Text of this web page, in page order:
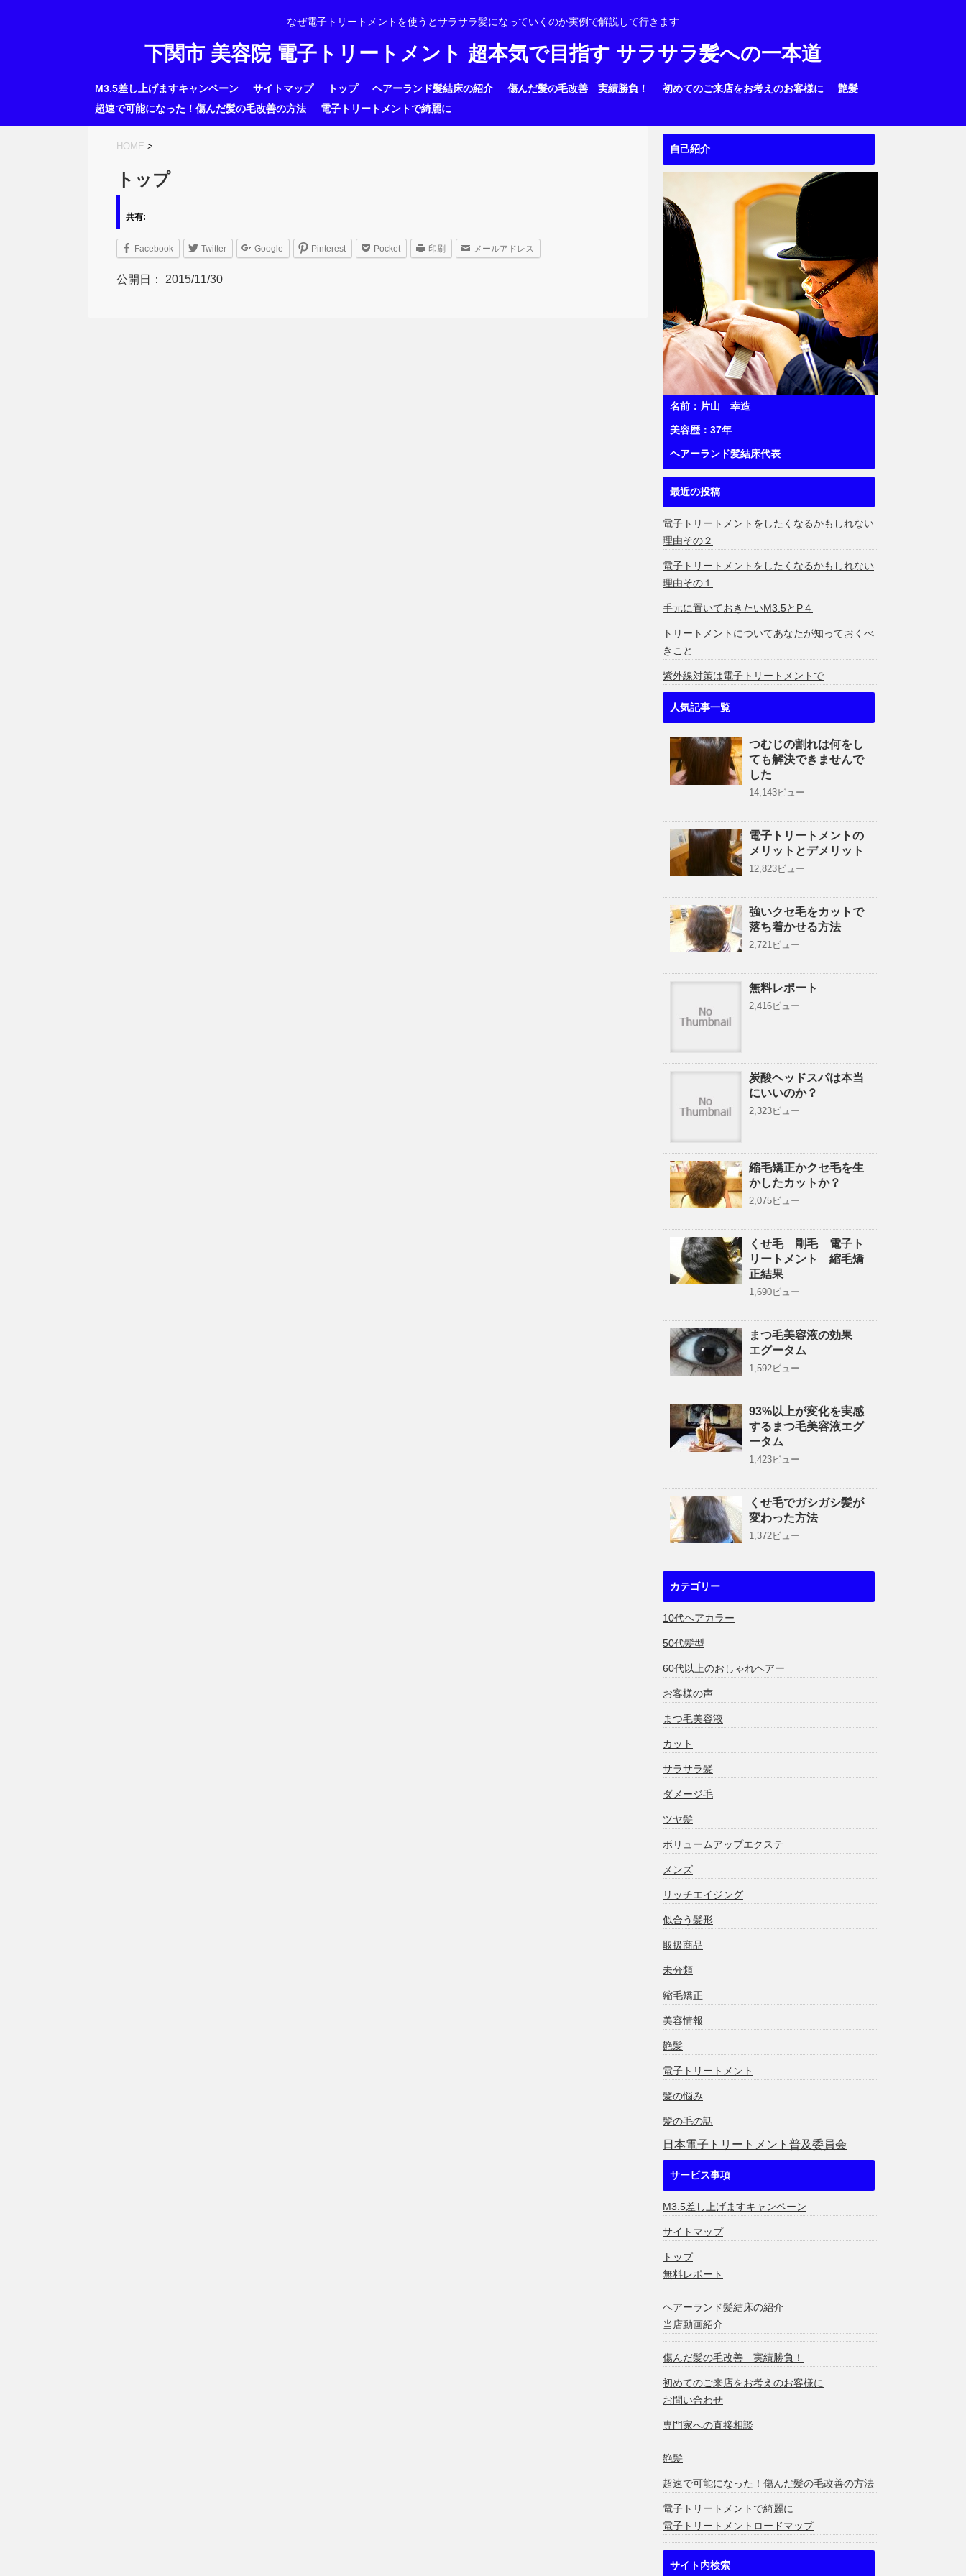
なぜ電子トリートメントを使うとサラサラ髪になっていくのか実例で解説して行きます
下関市 美容院 電子トリートメント 超本気で目指す サラサラ髪への一本道
M3.5差し上げますキャンペーン サイトマップ トップ ヘアーランド髪結床の紹介 傷んだ髪の毛改善 実績勝負！ 初めてのご来店をお考えのお客様に
艶髪
超速で可能になった！傷んだ髪の毛改善の方法
電子トリートメントで綺麗に
HOME >
トップ
共有:
Facebook Twitter Google Pinterest Pocket 印刷 メールアドレス
公開日： 2015/11/30
自己紹介
名前：片山 幸造
美容歴：37年
ヘアーランド髪結床代表
最近の投稿
電子トリートメントをしたくなるかもしれない
理由その２
電子トリートメントをしたくなるかもしれない
理由その１
手元に置いておきたいM3.5とP４
トリートメントについてあなたが知っておくべ
きこと
紫外線対策は電子トリートメントで
人気記事一覧
つむじの割れは何をし
ても解決できませんで
した
14,143ビュー
電子トリートメントの
メリットとデメリット
12,823ビュー
強いクセ毛をカットで
落ち着かせる方法
2,721ビュー
無料レポート
2,416ビュー
炭酸ヘッドスパは本当
にいいのか？
2,323ビュー
縮毛矯正かクセ毛を生
かしたカットか？
2,075ビュー
くせ毛 剛毛 電子ト
リートメント 縮毛矯
正結果
1,690ビュー
まつ毛美容液の効果
エグータム
1,592ビュー
93%以上が変化を実感
するまつ毛美容液エグ
ータム
1,423ビュー
くせ毛でガシガシ髪が
変わった方法
1,372ビュー
カテゴリー
10代ヘアカラー
50代髪型
60代以上のおしゃれヘアー
お客様の声
まつ毛美容液
カット
サラサラ髪
ダメージ毛
ツヤ髪
ボリュームアップエクステ
メンズ
リッチエイジング
似合う髪形
取扱商品
未分類
縮毛矯正
美容情報
艶髪
電子トリートメント
髪の悩み
髪の毛の話
日本電子トリートメント普及委員会
サービス事項
M3.5差し上げますキャンペーン
サイトマップ
トップ
無料レポート
ヘアーランド髪結床の紹介
当店動画紹介
傷んだ髪の毛改善 実績勝負！
初めてのご来店をお考えのお客様に
お問い合わせ
専門家への直接相談
艶髪
超速で可能になった！傷んだ髪の毛改善の方法
電子トリートメントで綺麗に
電子トリートメントロードマップ
サイト内検索